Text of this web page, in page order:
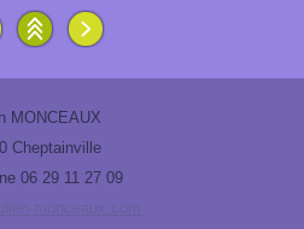
MONCEAUX
Cheptainville
06 29 11 27 09
monceaux.com